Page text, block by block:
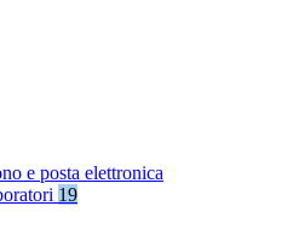
e posta elettronica
19